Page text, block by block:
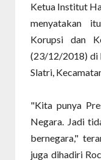
Ketua Institut
menyatakan
Korupsi dan
(23/12/2018) di
Slatri,
"Kita punya
Negara. Jadi
bernegara,"
juga dihadiri